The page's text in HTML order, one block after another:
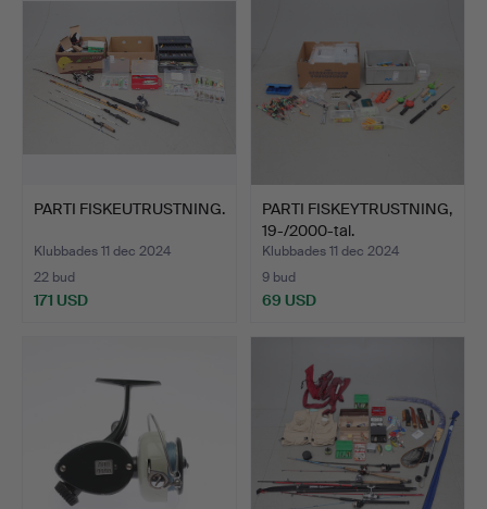
PARTI FISKEUTRUSTNING.
Klubbades 11 dec 2024
22 bud
171 USD
PARTI FISKEYTRUSTNING,
19-/2000-tal.
Klubbades 11 dec 2024
9 bud
69 USD